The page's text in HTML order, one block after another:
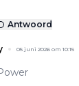
Antwoord
05 juni 2026 om 10:15